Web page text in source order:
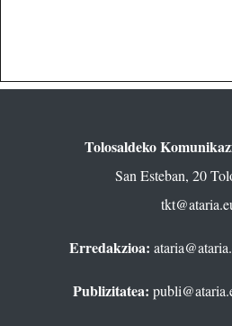
Tolosaldeko
San Esteban, 20
Erredakzioa:
Publizitatea: